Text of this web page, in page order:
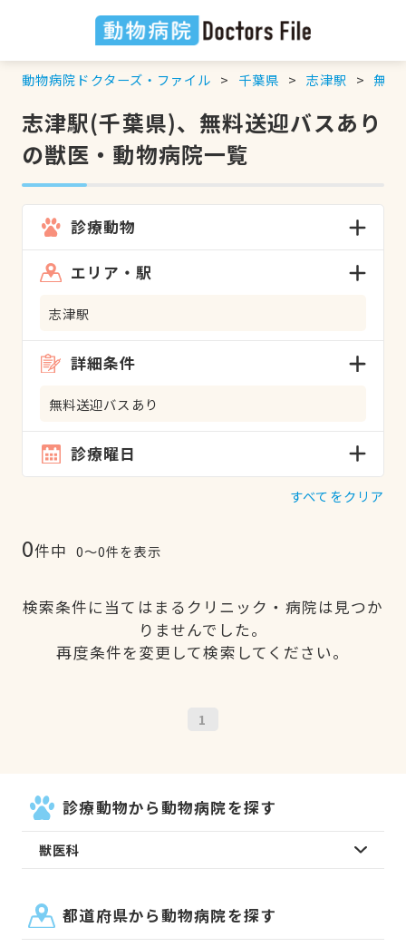
動物病院ドクターズ・ファイル 千葉県 志津駅 無料
志津駅(千葉県)、無料送迎バスあり
の獣医・動物病院一覧
診療動物
エリア・駅
志津駅
詳細条件
無料送迎バスあり
診療曜日
すべてをクリア
0件中 0〜0件を表示
検索条件に当てはまるクリニック・病院は見つか
りませんでした。
再度条件を変更して検索してください。
1
診療動物から動物病院を探す
獣医科
都道府県から動物病院を探す